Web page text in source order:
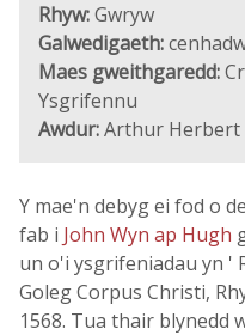
Rhyw:Gwryw
Galwedigaeth:
Maes gweithgaredd:
Ysgrifennu
Awdur:Arthur Herbert
Y mae'n debyg ei fod o
fab i John Wyn ap Hugh
un o'i ysgrifeniadau yn '
Goleg Corpus Christi,
1568. Tua thair blynedd